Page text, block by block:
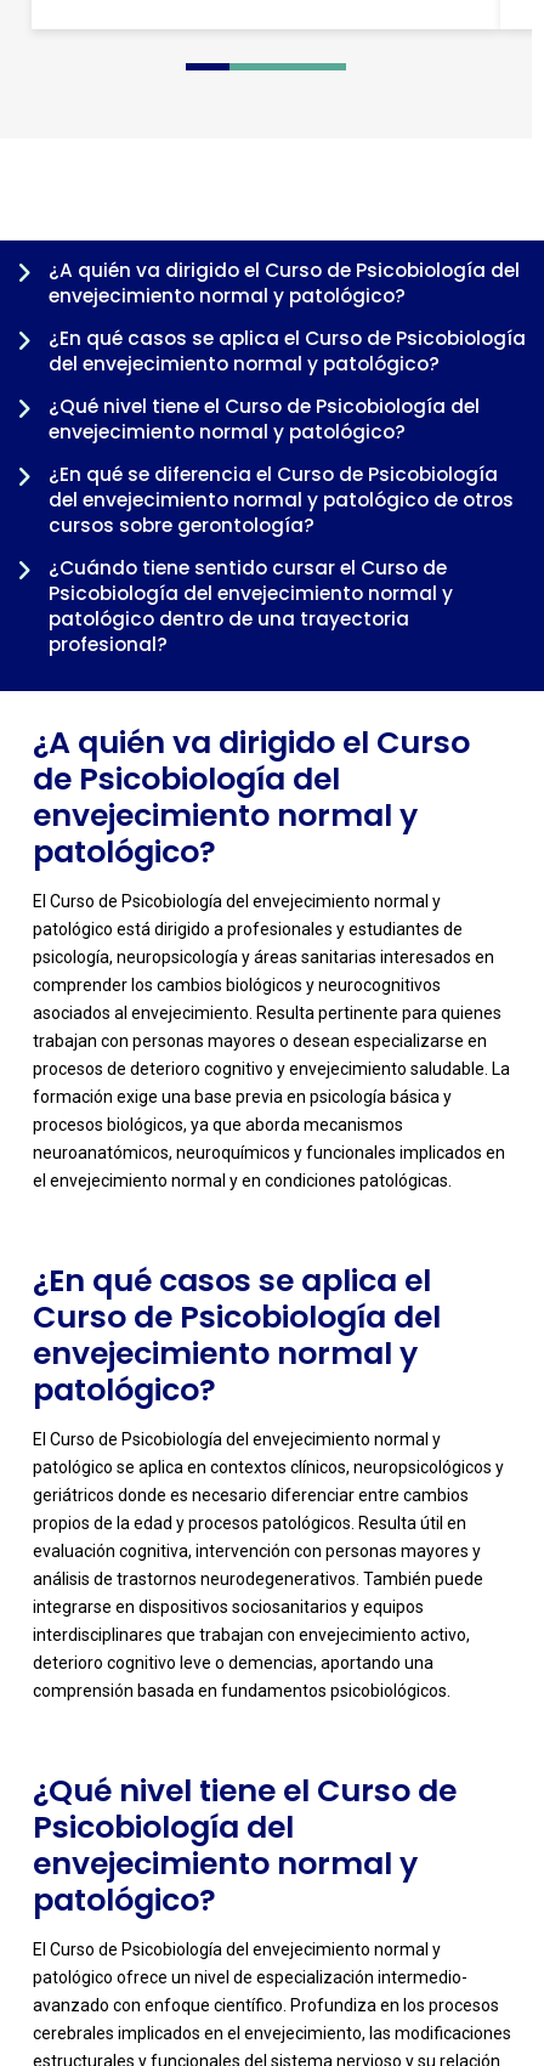
0 1 2 3 4 5 6 7 8
¿A quién va dirigido el Curso de Psicobiología del
envejecimiento normal y patológico?
¿En qué casos se aplica el Curso de Psicobiología
del envejecimiento normal y patológico?
¿Qué nivel tiene el Curso de Psicobiología del
envejecimiento normal y patológico?
¿En qué se diferencia el Curso de Psicobiología
del envejecimiento normal y patológico de otros
cursos sobre gerontología?
¿Cuándo tiene sentido cursar el Curso de
Psicobiología del envejecimiento normal y
patológico dentro de una trayectoria
profesional?
¿A quién va dirigido el Curso
de Psicobiología del
envejecimiento normal y
patológico?
El Curso de Psicobiología del envejecimiento normal y
patológico está dirigido a profesionales y estudiantes de
psicología, neuropsicología y áreas sanitarias interesados en
comprender los cambios biológicos y neurocognitivos
asociados al envejecimiento. Resulta pertinente para quienes
trabajan con personas mayores o desean especializarse en
procesos de deterioro cognitivo y envejecimiento saludable. La
formación exige una base previa en psicología básica y
procesos biológicos, ya que aborda mecanismos
neuroanatómicos, neuroquímicos y funcionales implicados en
el envejecimiento normal y en condiciones patológicas.
-
¿En qué casos se aplica el
Curso de Psicobiología del
envejecimiento normal y
patológico?
El Curso de Psicobiología del envejecimiento normal y
patológico se aplica en contextos clínicos, neuropsicológicos y
geriátricos donde es necesario diferenciar entre cambios
propios de la edad y procesos patológicos. Resulta útil en
evaluación cognitiva, intervención con personas mayores y
análisis de trastornos neurodegenerativos. También puede
integrarse en dispositivos sociosanitarios y equipos
interdisciplinares que trabajan con envejecimiento activo,
deterioro cognitivo leve o demencias, aportando una
comprensión basada en fundamentos psicobiológicos.
-
¿Qué nivel tiene el Curso de
Psicobiología del
envejecimiento normal y
patológico?
El Curso de Psicobiología del envejecimiento normal y
patológico ofrece un nivel de especialización intermedio-
avanzado con enfoque científico. Profundiza en los procesos
cerebrales implicados en el envejecimiento, las modificaciones
estructurales y funcionales del sistema nervioso y su relación